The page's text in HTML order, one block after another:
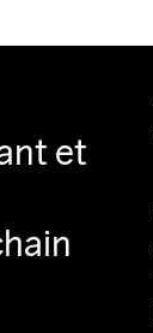
et